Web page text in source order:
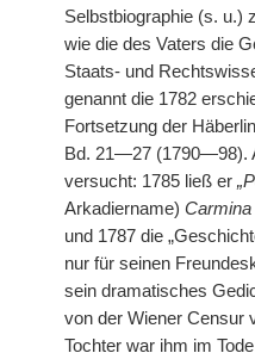
Selbstbiographie (s. u.)
wie die des Vaters die
Staats- und
genannt die 1782
Fortsetzung der
Bd. 21—27 (1790—98).
versucht: 1785 ließ er
Arkadiername) Carmina
und 1787 die
nur für seinen
sein dramatisches
von der Wiener Censur
Tochter war ihm im